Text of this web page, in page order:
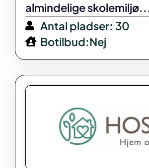
almindelige
Antal pladser: 30
Botilbud:Nej